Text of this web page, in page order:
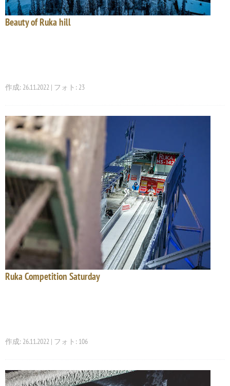
Beauty of Ruka hill
作成: 26.11.2022 | フォト: 23
Ruka Competition Saturday
作成: 26.11.2022 | フォト: 106